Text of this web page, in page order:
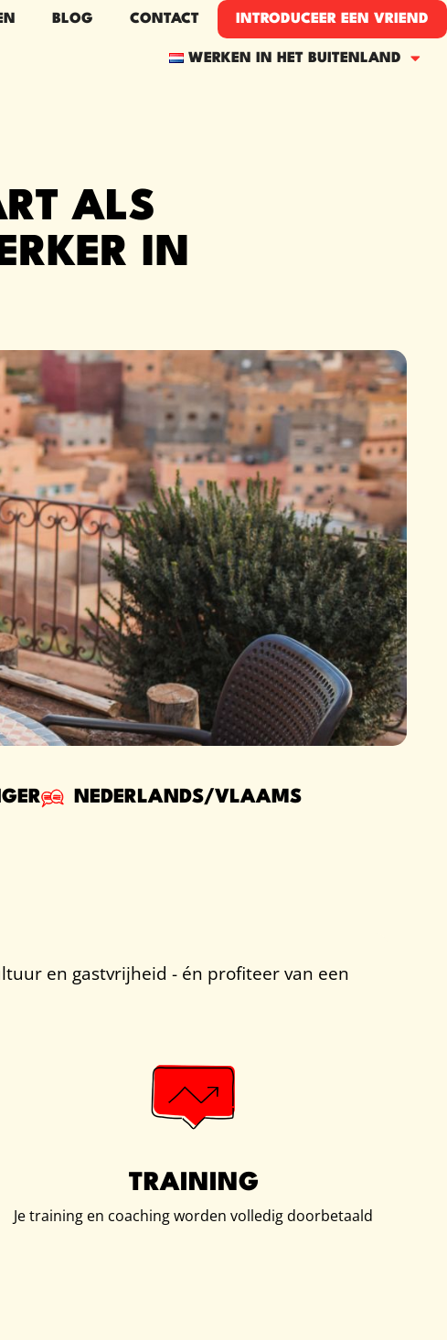
BLOG CONTACT INTRODUCEER EEN VRIEND​
WERKEN IN HET BUITENLAND
ALS
IN
NEDERLANDS/VLAAMS
en gastvrijheid - én profiteer van een
TRAINING
Je training en coaching worden volledig doorbetaald